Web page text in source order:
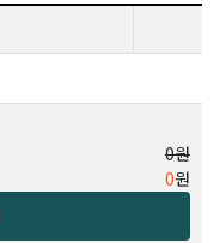
0원
0원